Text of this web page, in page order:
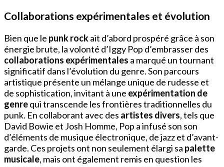
Collaborations expérimentales et évolution
Bien que le punk rockait d’abord prospéré grâce à son
énergie brute, la volonté d’Iggy Pop d’embrasser des
collaborations expérimentales a marqué un tournant
significatif dans l’évolution du genre. Son parcours
artistique présente un mélange unique de rudesse et
de sophistication, invitant à une expérimentation de
genrequi transcende les frontières traditionnelles du
punk. En collaborant avec des artistes divers, tels que
David Bowie et Josh Homme, Pop a infusé son son
d’éléments de musique électronique, de jazz et d’avant-
garde. Ces projets ont non seulement élargi sa palette
musicale, mais ont également remis en question les